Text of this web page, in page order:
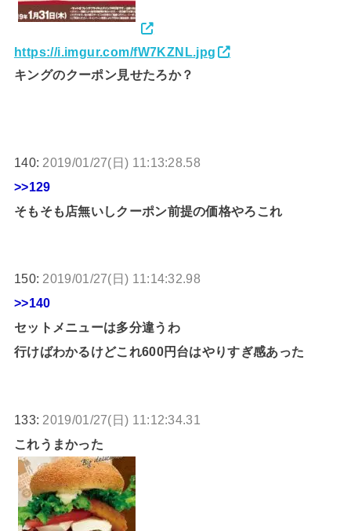
https://i.imgur.com/fW7KZNL.jpg
キングのクーポン見せたろか？
140: 2019/01/27(日) 11:13:28.58
>>129
そもそも店無いしクーポン前提の価格やろこれ
150: 2019/01/27(日) 11:14:32.98
>>140
セットメニューは多分違うわ
行けばわかるけどこれ600円台はやりすぎ感あった
133: 2019/01/27(日) 11:12:34.31
これうまかった